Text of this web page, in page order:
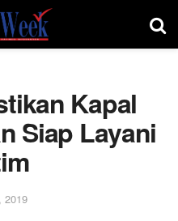
Kapal
Siap Layani
2019